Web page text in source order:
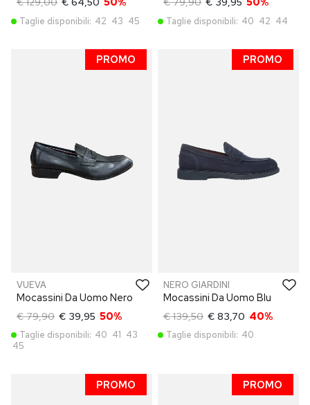
Taglie disponibili: 42 43 45 Taglie disponibili: 40 42 44
PROMO
VUEVA
Mocassini Da Uomo Nero
€ 79,90 € 39,95 50%
Taglie disponibili: 40 41 43
45
PROMO
NERO GIARDINI
Mocassini Da Uomo Blu
€ 139,50 € 83,70 40%
Taglie disponibili: 40
PROMO PROMO